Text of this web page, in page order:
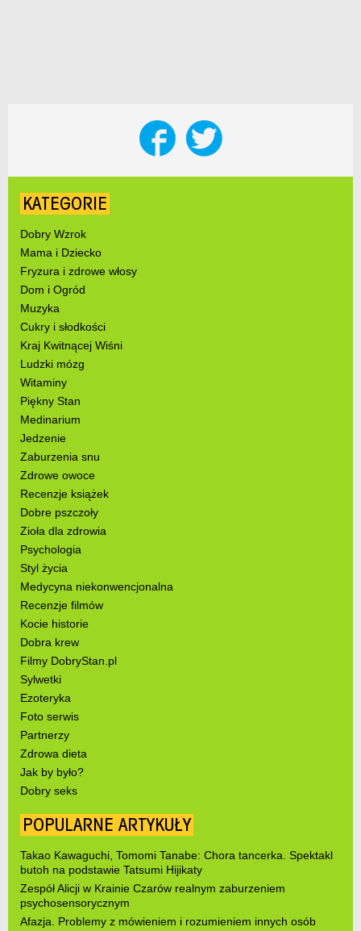
KATEGORIE
Dobry Wzrok
Mama i Dziecko
Fryzura i zdrowe włosy
Dom i Ogród
Muzyka
Cukry i słodkości
Kraj Kwitnącej Wiśni
Ludzki mózg
Witaminy
Piękny Stan
Medinarium
Jedzenie
Zaburzenia snu
Zdrowe owoce
Recenzje książek
Dobre pszczoły
Zioła dla zdrowia
Psychologia
Styl życia
Medycyna niekonwencjonalna
Recenzje filmów
Kocie historie
Dobra krew
Filmy DobryStan.pl
Sylwetki
Ezoteryka
Foto serwis
Partnerzy
Zdrowa dieta
Jak by było?
Dobry seks
POPULARNE ARTYKUŁY
Takao Kawaguchi, Tomomi Tanabe: Chora tancerka. Spektakl
butoh na podstawie Tatsumi Hijikaty
Zespół Alicji w Krainie Czarów realnym zaburzeniem
psychosensorycznym
Afazja. Problemy z mówieniem i rozumieniem innych osób